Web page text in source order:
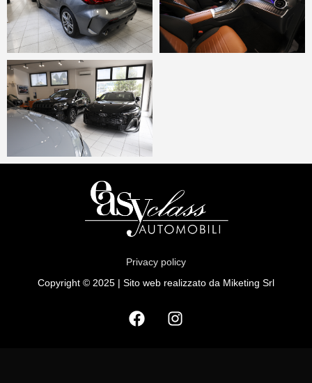
Privacy policy
Copyright © 2025 | Sito web realizzato da Miketing Srl